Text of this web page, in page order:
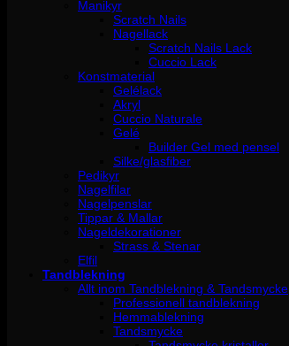
Manikyr
Scratch Nails
Nagellack
Scratch Nails Lack
Cuccio Lack
Konstmaterial
Gelélack
Akryl
Cuccio Naturale
Gelé
Builder Gel med pensel
Silke/glasfiber
Pedikyr
Nagelfilar
Nagelpenslar
Tippar & Mallar
Nageldekorationer
Strass & Stenar
Elfil
Tandblekning
Allt inom Tandblekning & Tandsmycke
Professionell tandblekning
Hemmablekning
Tandsmycke